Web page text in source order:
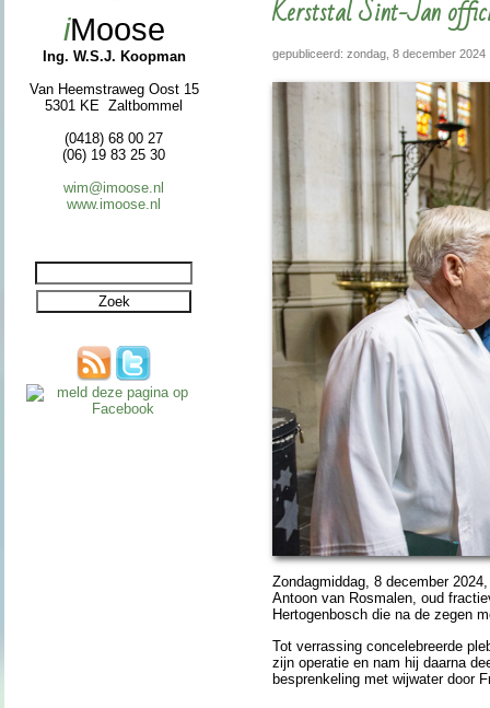
iMoose
Ing. W.S.J. Koopman
Van Heemstraweg Oost 15
5301 KE Zaltbommel
(0418) 68 00 27
(06) 19 83 25 30
wim@imoose.nl
www.imoose.nl
Kerststal Sint-Jan
gepubliceerd: zondag, 8 december 2024
Zondag­mid­dag, 8 de­cem­ber
Antoon van Rosmalen, oud
Hertogen­bosch die na de zegen
Tot verras­sing con­ce­le­breerde
zijn operatie en nam hij daarna
be­spren­keling met wij­wa­ter door